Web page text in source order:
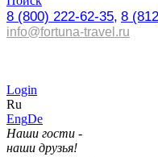
8 (800) 222-62-35, 8
info@fortuna-travel.ru
Login
Ru
EngDe
Наши гости -
наши друзья!